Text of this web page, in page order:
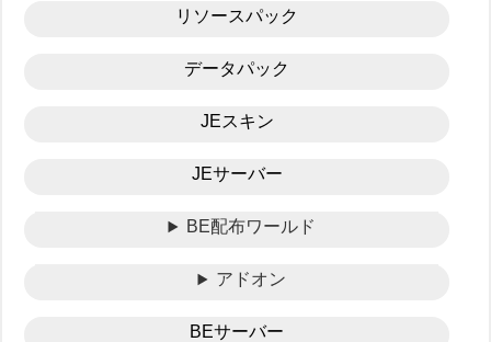
リソースパック
データパック
JEスキン
JEサーバー
BE配布ワールド
アドオン
BEサーバー